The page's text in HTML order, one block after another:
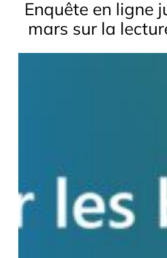
Enquête en ligne
mars sur la